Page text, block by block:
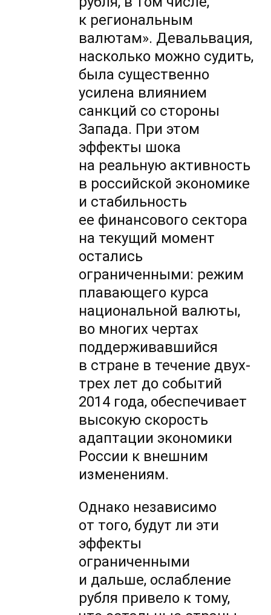
к региональным
валютам». Девальвация,
насколько можно судить,
была существенно
усилена влиянием
санкций со стороны
Запада. При этом
эффекты шока
на реальную активность
в российской экономике
и стабильность
ее финансового сектора
на текущий момент
остались
ограниченными: режим
плавающего курса
национальной валюты,
во многих чертах
поддерживавшийся
в стране в течение двух-
трех лет до событий
2014 года, обеспечивает
высокую скорость
адаптации экономики
России к внешним
изменениям.
Однако независимо
от того, будут ли эти
эффекты
ограниченными
и дальше, ослабление
рубля привело к тому,